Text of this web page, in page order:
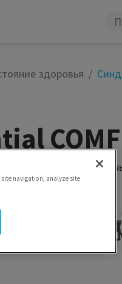
здоровья
site navigation, analyze site